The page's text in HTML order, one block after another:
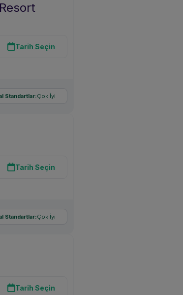
Tarih Seçin
Standartlar:Çok İyi
Tarih Seçin
Standartlar:Çok İyi
Tarih Seçin